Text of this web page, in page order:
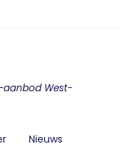
aanbod West-
Nieuws